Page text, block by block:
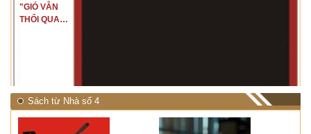
"GIÓ VẪN
THỔI QUA
Sách từ Nhà số 4